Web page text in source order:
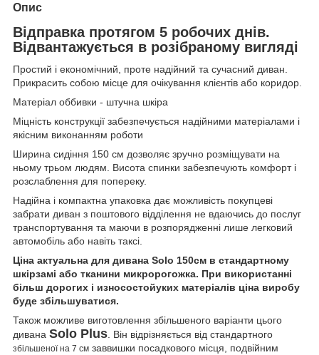
Опис
Відправка протягом 5 робочих днів.
Відвантажується в розібраному вигляді
Простий і економічний, проте надійний та сучасний диван.
Прикрасить собою місце для очікування клієнтів або коридор.
Матеріал оббивки - штучна шкіра
Міцність конструкції забезпечується надійними матеріалами і
якісним виконанням роботи
Ширина сидіння 150 см дозволяє зручно розміщувати на
ньому трьом людям. Висота спинки забезпечують комфорт і
розслаблення для попереку.
Надійна і компактна упаковка дає можливість покупцеві
забрати диван з поштового відділення не вдаючись до послуг
транспортування та маючи в розпорядженні лише легковий
автомобіль або навіть таксі.
Ціна актуальна для дивана Solo 150см в стандартному
шкірзамі або тканини микророгожка. При використанні
більш дорогих і износостойуких матеріалів ціна виробу
буде збільшуватися.
Також можливе виготовлення збільшеного варіанти цього
дивана Solo Plus . Він відрізняється від стандартного
збільшеної на 7 см заввишки посадкового місця, подвійним